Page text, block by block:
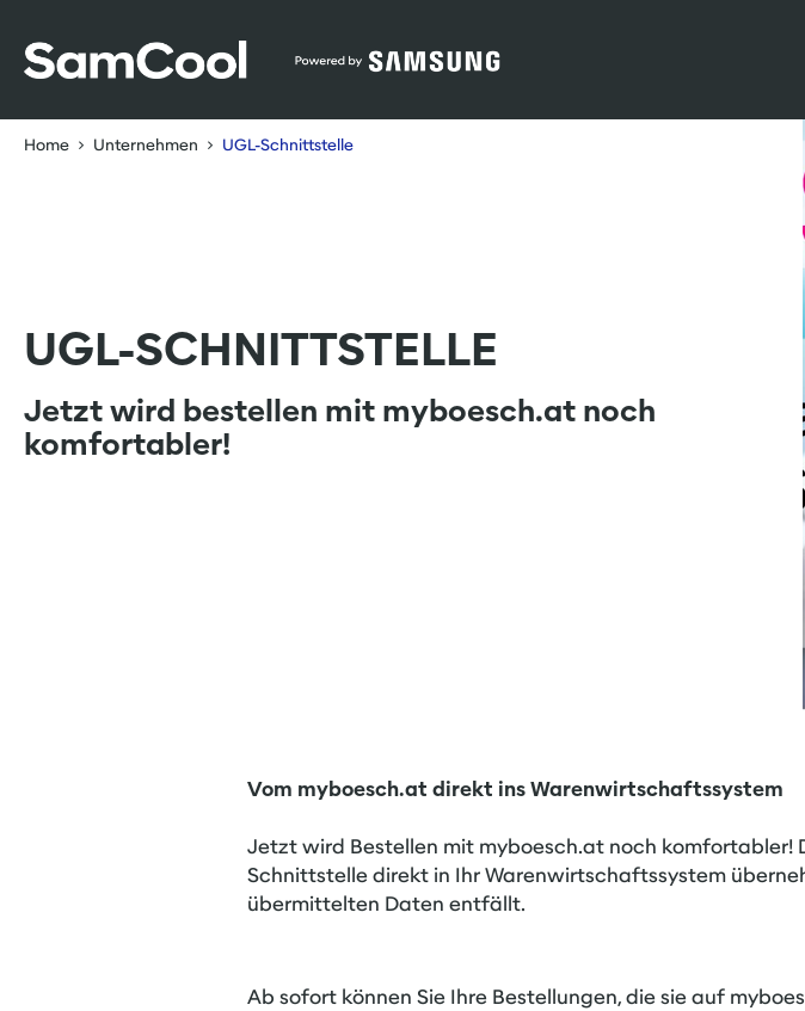
Home Unternehmen UGL-Schnittstelle
UGL-SCHNITTSTELLE
Jetzt wird bestellen mit myboesch.at noch
komfortabler!
Vom myboesch.at direkt ins Warenwirtschaftssystem
Jetzt wird Bestellen mit myboesch.at noch komfortabler!
Schnittstelle direkt in Ihr Warenwirtschaftssystem
übermittelten Daten entfällt.
Ab sofort können Sie Ihre Bestellungen, die sie auf